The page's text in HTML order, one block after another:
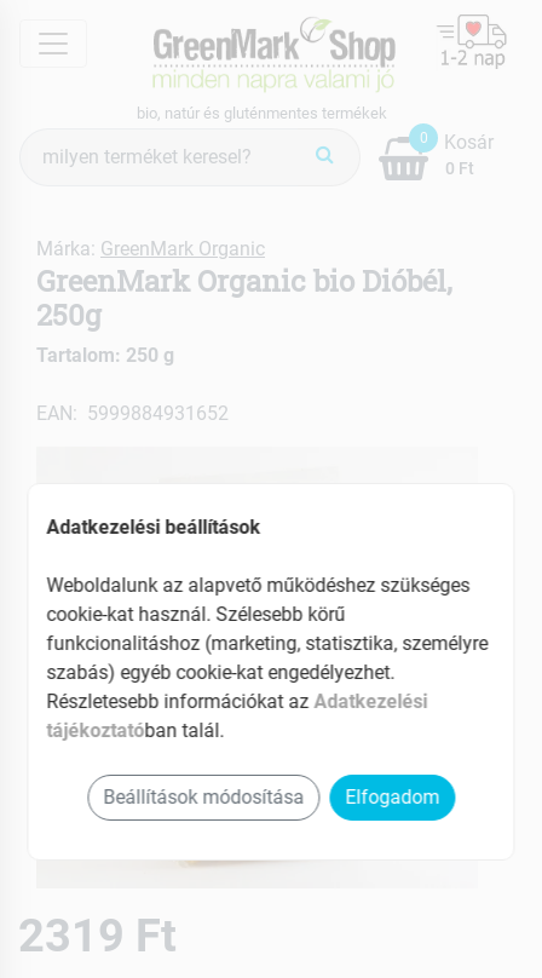
menu
bio, natúr és gluténmentes termékek
keresés
0
0 Ft
Kosár
Márka: GreenMark Organic
GreenMark Organic bio Dióbél,
250g
Tartalom: 250 g
EAN: 5999884931652
2319 Ft
Adatkezelési beállítások
Weboldalunk az alapvető működéshez szükséges
cookie-kat használ. Szélesebb körű
funkcionalitáshoz (marketing, statisztika, személyre
szabás) egyéb cookie-kat engedélyezhet.
Részletesebb információkat az Adatkezelési
tájékoztatóban talál.
Beállítások módosítása Elfogadom